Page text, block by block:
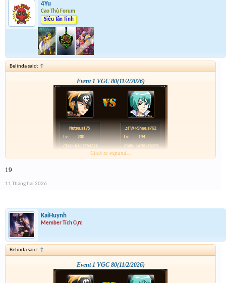
4Yu
Cao Thủ Forum
Siêu Tân Tinh
Belinda said: ↑
Event 1 VGC 80(11/2/2026)
Click to expand...
19
11 Tháng hai 2026
KaiHuynh
Member Tích Cực
Belinda said: ↑
Event 1 VGC 80(11/2/2026)